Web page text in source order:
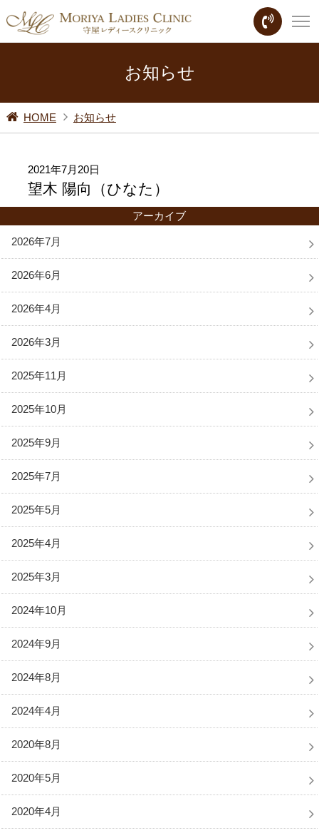
お知らせ
HOME お知らせ
2021年7月20日
望木 陽向（ひなた）
アーカイブ
2026年7月
2026年6月
2026年4月
2026年3月
2025年11月
2025年10月
2025年9月
2025年7月
2025年5月
2025年4月
2025年3月
2024年10月
2024年9月
2024年8月
2024年4月
2020年8月
2020年5月
2020年4月